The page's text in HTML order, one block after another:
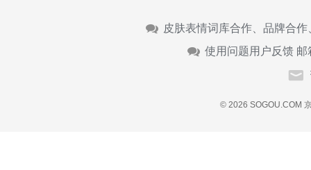
皮肤表情词库合作、品牌合
使用问题用户反馈 邮
© 2026 SOGOU.COM